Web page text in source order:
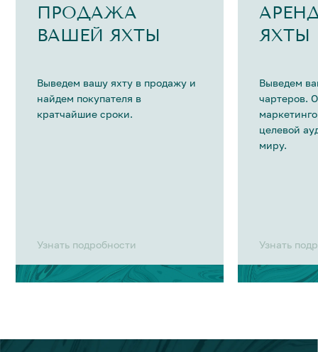
ПРОДАЖА
ВАШЕЙ ЯХТЫ
Выведем вашу яхту в продажу и
найдем покупателя в
кратчайшие сроки.
Узнать подробности
ЯХТЫ
Выведем
чартеров.
целевой
миру.
Узнать